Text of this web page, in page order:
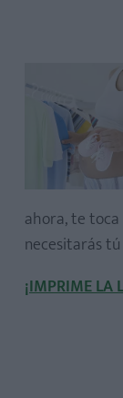
ahora, te
necesitarás
¡IMPRIME LA